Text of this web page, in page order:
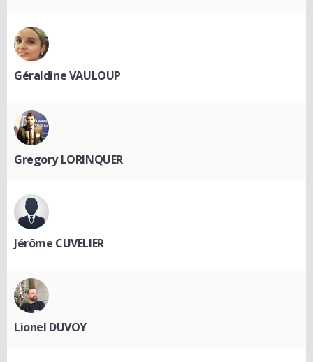
Géraldine VAULOUP
Gregory LORINQUER
Jérôme CUVELIER
Lionel DUVOY